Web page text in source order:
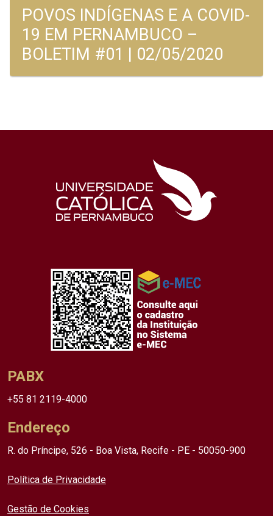
POVOS INDÍGENAS E A COVID-
19 EM PERNAMBUCO –
BOLETIM #01 | 02/05/2020
PABX
+55 81 2119-4000
Endereço
R. do Príncipe, 526 - Boa Vista, Recife - PE - 50050-900
Política de Privacidade
Gestão de Cookies